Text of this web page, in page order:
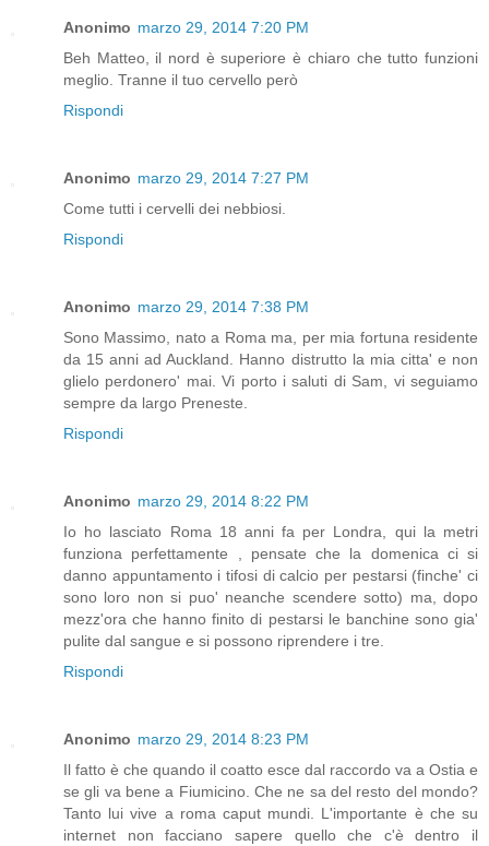
Anonimo marzo 29, 2014 7:20 PM
Beh Matteo, il nord è superiore è chiaro che tutto funzioni
meglio. Tranne il tuo cervello però
Rispondi
Anonimo marzo 29, 2014 7:27 PM
Come tutti i cervelli dei nebbiosi.
Rispondi
Anonimo marzo 29, 2014 7:38 PM
Sono Massimo, nato a Roma ma, per mia fortuna residente
da 15 anni ad Auckland. Hanno distrutto la mia citta' e non
glielo perdonero' mai. Vi porto i saluti di Sam, vi seguiamo
sempre da largo Preneste.
Rispondi
Anonimo marzo 29, 2014 8:22 PM
Io ho lasciato Roma 18 anni fa per Londra, qui la metri
funziona perfettamente , pensate che la domenica ci si
danno appuntamento i tifosi di calcio per pestarsi (finche' ci
sono loro non si puo' neanche scendere sotto) ma, dopo
mezz'ora che hanno finito di pestarsi le banchine sono gia'
pulite dal sangue e si possono riprendere i tre.
Rispondi
Anonimo marzo 29, 2014 8:23 PM
Il fatto è che quando il coatto esce dal raccordo va a Ostia e
se gli va bene a Fiumicino. Che ne sa del resto del mondo?
Tanto lui vive a roma caput mundi. L'importante è che su
internet non facciano sapere quello che c'è dentro il